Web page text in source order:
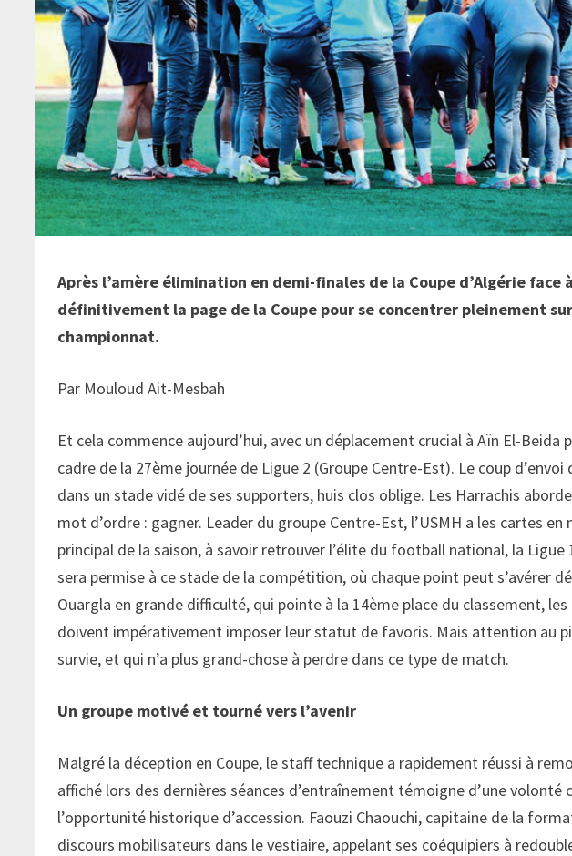
Après l’amère élimination en demi-finales de la Coupe d’Algérie face à
définitivement la page de la Coupe pour se concentrer pleinement
championnat.
Par Mouloud Ait-Mesbah
Et cela commence aujourd’hui, avec un déplacement crucial à Aïn El-Beida
cadre de la 27ème journée de Ligue 2 (Groupe Centre-Est). Le coup
dans un stade vidé de ses supporters, huis clos oblige. Les Harrachis
mot d’ordre : gagner. Leader du groupe Centre-Est, l’USMH a les cartes
principal de la saison, à savoir retrouver l’élite du football national, la
sera permise à ce stade de la compétition, où chaque point peut s’avérer
Ouargla en grande difficulté, qui pointe à la 14ème place du classement,
doivent impérativement imposer leur statut de favoris. Mais attention au
survie, et qui n’a plus grand-chose à perdre dans ce type de match.
Un groupe motivé et tourné vers l’avenir
Malgré la déception en Coupe, le staff technique a rapidement réussi à
affiché lors des dernières séances d’entraînement témoigne d’une volonté
l’opportunité historique d’accession. Faouzi Chaouchi, capitaine de la
discours mobilisateurs dans le vestiaire, appelant ses coéquipiers à